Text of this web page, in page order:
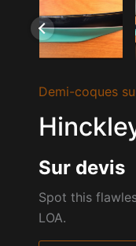
Demi-coques
Sur devis
Spot this
LOA.